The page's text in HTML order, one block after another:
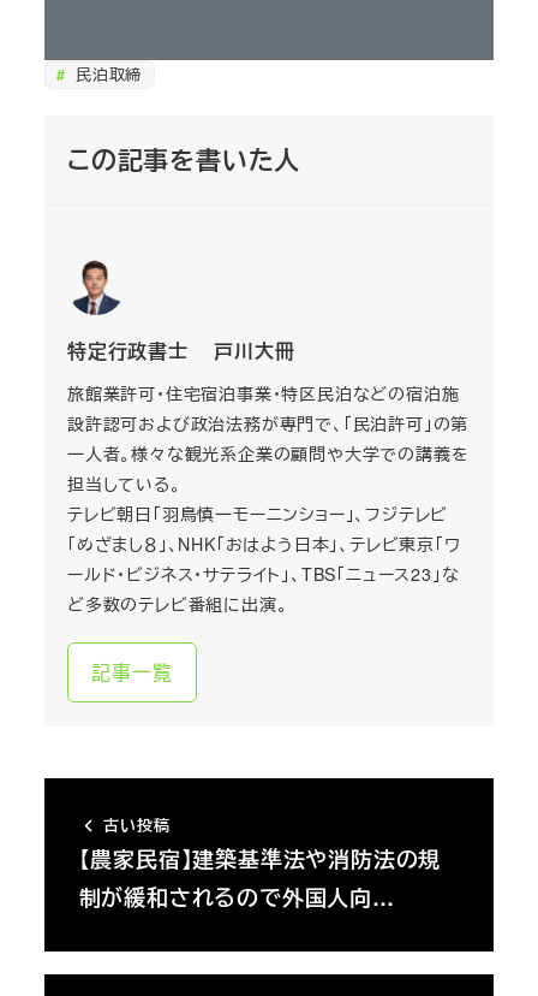
民泊取締
この記事を書いた人
特定行政書士 戸川大冊
旅館業許可・住宅宿泊事業・特区民泊などの宿泊施
設許認可および政治法務が専門で、「民泊許可」の第
一人者。様々な観光系企業の顧問や大学での講義を
担当している。
テレビ朝日「羽鳥慎一モーニンショー」、フジテレビ
「めざまし８」、NHK「おはよう日本」、テレビ東京「ワ
ールド・ビジネス・サテライト」、TBS「ニュース23」な
ど多数のテレビ番組に出演。
記事一覧
古い投稿
【農家民宿】建築基準法や消防法の規
制が緩和されるので外国人向…